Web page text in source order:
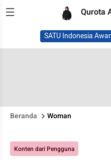
Qurota
SATU Indonesia
Beranda Woman
Konten dari Pengguna